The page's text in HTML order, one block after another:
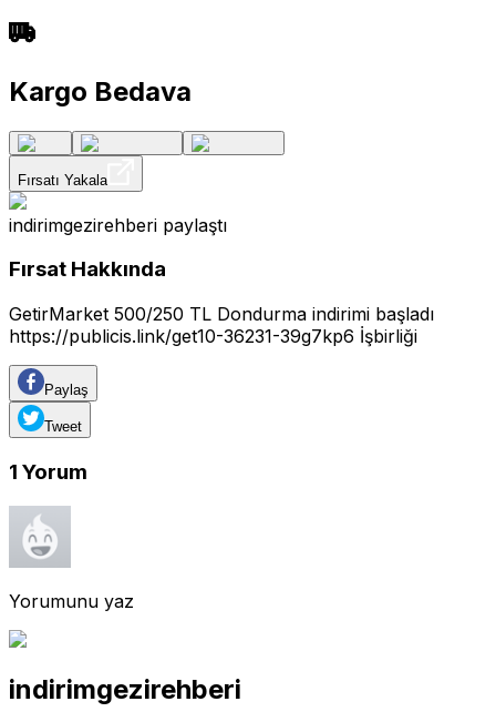
Kargo Bedava
Fırsatı Yakala
indirimgezirehberi paylaştı
Fırsat Hakkında
GetirMarket 500/250 TL Dondurma indirimi başladı
https://publicis.link/get10-36231-39g7kp6 İşbirliği
Paylaş
Tweet
1 Yorum
Yorumunu yaz
indirimgezirehberi